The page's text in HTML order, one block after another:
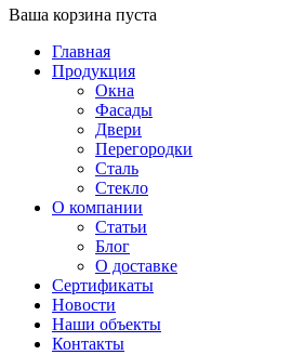
Ваша корзина пуста
Главная
Продукция
Окна
Фасады
Двери
Перегородки
Сталь
Стекло
О компании
Статьи
Блог
О доставке
Сертификаты
Новости
Наши объекты
Контакты